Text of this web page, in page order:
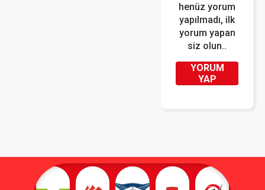
henüz yorum
yapılmadı, ilk
yorum yapan
siz olun..
YORUM
YAP